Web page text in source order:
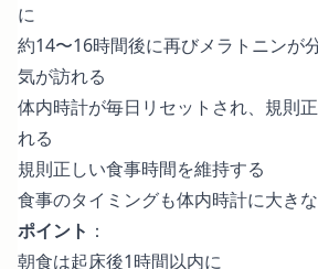
に
約14〜16時間後に再びメラトニンが
気が訪れる
体内時計が毎日リセットされ、規則
れる
規則正しい食事時間を維持する
食事のタイミングも体内時計に大きな
ポイント ：
朝食は起床後1時間以内に